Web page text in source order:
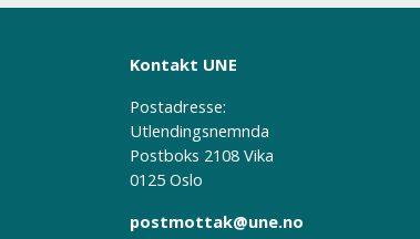
Kontakt UNE
Postadresse:
Utlendingsnemnda
Postboks 2108 Vika
0125 Oslo
postmottak@une.no